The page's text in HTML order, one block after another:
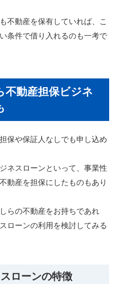
不動産を保有していれば、こ
条件で借り入れるのも一考で
不動産担保ビジネ
保や保証人なしでも申し込め
ネスローンといって、事業性
動産を担保にしたものもあり
らの不動産をお持ちであれ
ローンの利用を検討してみる
ローンの特徴